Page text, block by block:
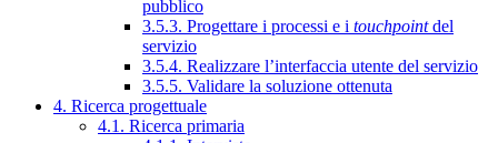
pubblico
3.5.3. Progettare i processi e i touchpointdel
servizio
3.5.4. Realizzare l’interfaccia utente del servizio
3.5.5. Validare la soluzione ottenuta
4. Ricerca progettuale
4.1. Ricerca primaria